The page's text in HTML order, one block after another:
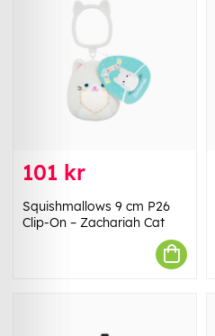
101 kr
Squishmallows 9 cm P26
Clip-On – Zachariah Cat